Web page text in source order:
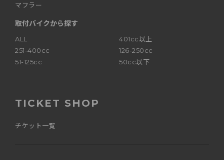
マフラー
取付バイクから探す
ALL
401cc以上
251-400cc
126-250cc
51-125cc
50cc以下
TICKET SHOP
チケット一覧